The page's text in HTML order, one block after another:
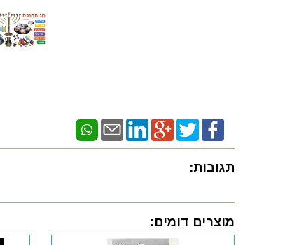
תגובות:
מוצרים דומים: